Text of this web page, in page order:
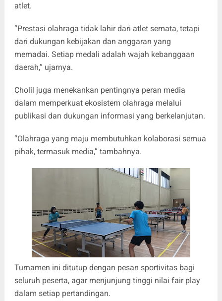
atlet.
“Prestasi olahraga tidak lahir dari atlet semata, tetapi
dari dukungan kebijakan dan anggaran yang
memadai. Setiap medali adalah wajah kebanggaan
daerah,” ujarnya.
Cholil juga menekankan pentingnya peran media
dalam memperkuat ekosistem olahraga melalui
publikasi dan dukungan informasi yang berkelanjutan.
“Olahraga yang maju membutuhkan kolaborasi semua
pihak, termasuk media,” tambahnya.
Turnamen ini ditutup dengan pesan sportivitas bagi
seluruh peserta, agar menjunjung tinggi nilai fair play
dalam setiap pertandingan.